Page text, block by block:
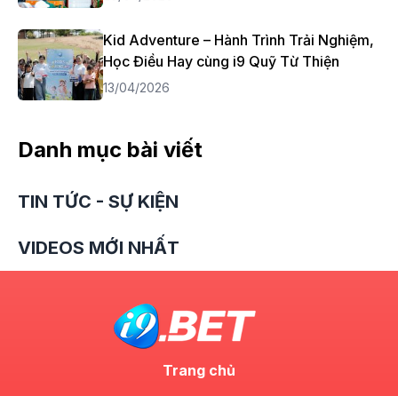
Kid Adventure – Hành Trình Trải Nghiệm,
Học Điều Hay cùng i9 Quỹ Từ Thiện
13/04/2026
Danh mục bài viết
TIN TỨC - SỰ KIỆN
VIDEOS MỚI NHẤT
Trang chủ